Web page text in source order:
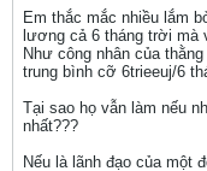
Em thắc mắc nhiều lắm
lương cả 6 tháng trời mà
Như công nhân của
trung bình cỡ 6trieeuj/6
Tại sao họ vẫn làm nếu
nhất???
Nếu là lãnh đạo của một